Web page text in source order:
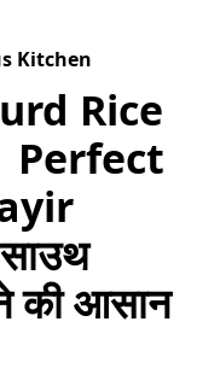
Kitchen
Rice
Perfect
की आसान